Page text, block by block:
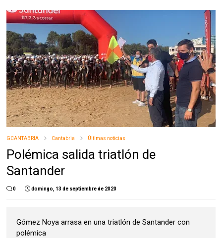
GCANTABRIA Cantabria Últimas noticias
Polémica salida triatlón de
Santander
0 domingo, 13 de septiembre de 2020
Gómez Noya arrasa en una triatlón de Santander con
polémica